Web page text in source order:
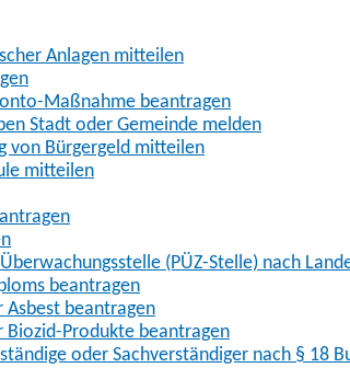
Anlagen mitteilen
Maßnahme beantragen
Stadt oder Gemeinde melden
von Bürgergeld mitteilen
mitteilen
(PÜZ-Stelle) nach
beantragen
Asbest beantragen
Biozid-Produkte beantragen
oder Sachverständiger nach § 18